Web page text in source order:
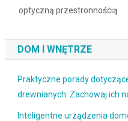
optyczną przestronnością
DOM I WNĘTRZE
Praktyczne porady
drewnianych: Zachowaj ich
Inteligentne urządzenia